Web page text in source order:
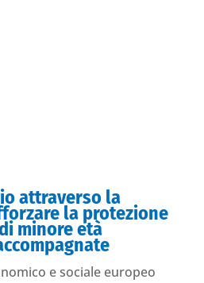
attraverso la
la protezione
minore età
e sociale europeo